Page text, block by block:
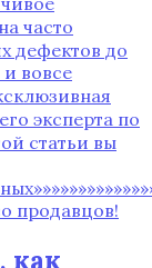
часто
дефектов до
и вовсе
эксперта по
статьи вы
продавцов!
как